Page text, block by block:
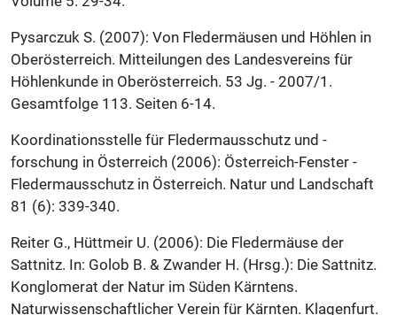
Pysarczuk S. (2007): Von Fledermäusen und Höhlen in
Oberösterreich. Mitteilungen des Landesvereins für
Höhlenkunde in Oberösterreich. 53 Jg. - 2007/1.
Gesamtfolge 113. Seiten 6-14.
Koordinationsstelle für Fledermausschutz und -
forschung in Österreich (2006): Österreich-Fenster -
Fledermausschutz in Österreich. Natur und Landschaft
81 (6): 339-340.
Reiter G., Hüttmeir U. (2006): Die Fledermäuse der
Sattnitz. In: Golob B. & Zwander H. (Hrsg.): Die Sattnitz.
Konglomerat der Natur im Süden Kärntens.
Naturwissenschaftlicher Verein für Kärnten. Klagenfurt.